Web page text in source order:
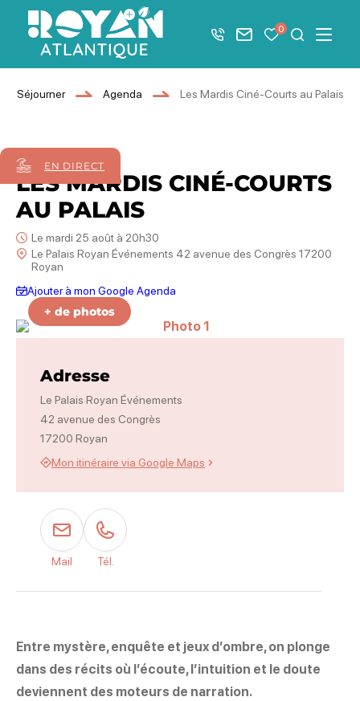
Afficher la barre de navigation du mode éco
Royan Atlantique
+33 5 46 08 21 00
Nous contacter
Mes favoris
0 JeMenu
Séjourner Agenda Les Mardis Ciné-Courts au Palais
EN DIRECT
25 août 2026
LES MARDIS CINÉ-COURTS
AU PALAIS
Le mardi 25 août à 20h30
Le Palais Royan Événements 42 avenue des Congrès 17200
Royan
Ajouter à mon Google Agenda
Entre mystère, enquête et jeux d’ombre, on plonge
dans des récits où l’écoute, l’intuition et le doute
deviennent des moteurs de narration.
Photo 1, © OTC Royan
+ de photos
Photo 2, © Underwater
Photo 3, © Pentest
Photo 4, © L'hypothese de la reine rouge
de la reine rouge
Photo 5, © Les cadavres ne portent pas de superpouvoirs
ne portent pas de superpouvoirs
Adresse
Le Palais Royan Événements
42 avenue des Congrès
17200 Royan
Mon itinéraire via Google Maps
Mail Tél.